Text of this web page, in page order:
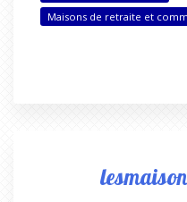
Maisons de retraite et